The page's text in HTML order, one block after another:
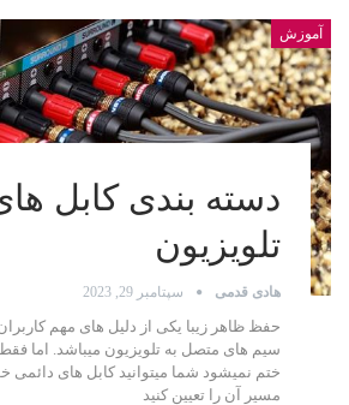
آموزش
دسته بندی کابل
تلویزیون
هادی قدمی سپتامبر 29, 2023
حفظ ظاهر زیبا یکی از دلیل های مهم
سیم های متصل به تلویزیون میباشد. اما
ختم نمیشود شما میتوانید کابل های
مسیر آن را تعیین کنید